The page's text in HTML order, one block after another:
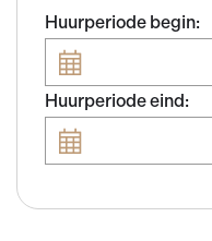
Huurperiode begin:
Huurperiode eind: